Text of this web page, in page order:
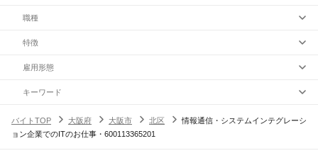
職種
特徴
雇用形態
キーワード
バイトTOP 大阪府 大阪市 北区
情報通信・システムインテグレーシ
ョン企業でのITのお仕事・600113365201